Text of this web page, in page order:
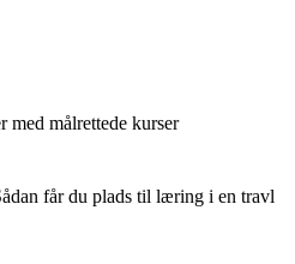
med målrettede kurser
får du plads til læring i en travl